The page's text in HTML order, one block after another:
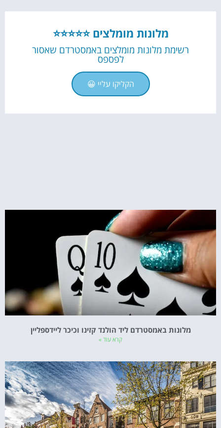
מלונות מומלצים ⭐⭐⭐⭐⭐
רשימת מלונות מומלצים באמסטרדם שאסור
לפספס
הקליקו עליי 😀
מלונות באמסטרדם ליד הולנד קזינו וכיכר ליידספליין
קרא עוד »